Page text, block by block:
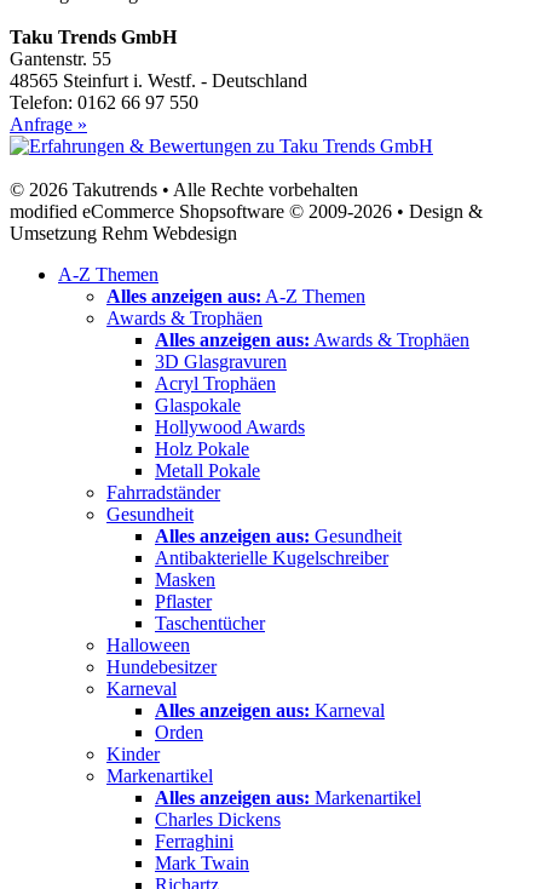
Taku Trends GmbH
Gantenstr. 55
48565 Steinfurt i. Westf. - Deutschland
Telefon: 0162 66 97 550
Anfrage »
© 2026 Takutrends • Alle Rechte vorbehalten
modified eCommerce Shopsoftware © 2009-2026 • Design &
Umsetzung Rehm Webdesign
A-Z Themen
Alles anzeigen aus: A-Z Themen
Awards & Trophäen
Alles anzeigen aus: Awards & Trophäen
3D Glasgravuren
Acryl Trophäen
Glaspokale
Hollywood Awards
Holz Pokale
Metall Pokale
Fahrradständer
Gesundheit
Alles anzeigen aus: Gesundheit
Antibakterielle Kugelschreiber
Masken
Pflaster
Taschentücher
Halloween
Hundebesitzer
Karneval
Alles anzeigen aus: Karneval
Orden
Kinder
Markenartikel
Alles anzeigen aus: Markenartikel
Charles Dickens
Ferraghini
Mark Twain
Richartz